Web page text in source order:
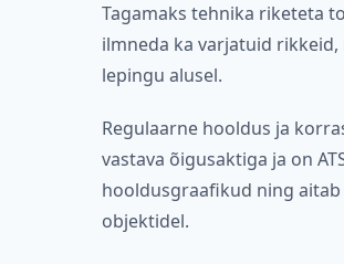
Tagamaks tehnika riketeta
ilmneda ka varjatuid
lepingu alusel.
Regulaarne hooldus ja
vastava õigusaktiga ja on
hooldusgraafikud ning
objektidel.